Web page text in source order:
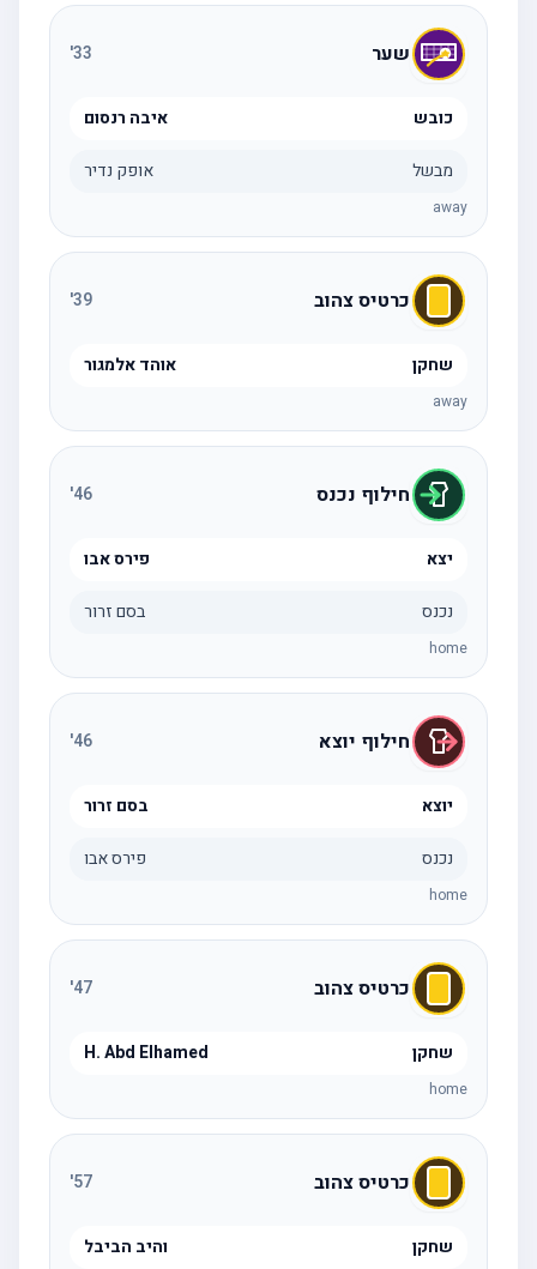
שער 33
'
כובש איבה רנסום
מבשל אופק נדיר
away
כרטיס צהוב 39
'
שחקן אוהד אלמגור
away
חילוף נכנס 46
'
יצא פירס אבו
נכנס בסם זרור
home
חילוף יוצא 46
'
יוצא בסם זרור
נכנס פירס אבו
home
כרטיס צהוב 47
'
שחקן H. Abd Elhamed
home
כרטיס צהוב 57
'
שחקן והיב הביבל